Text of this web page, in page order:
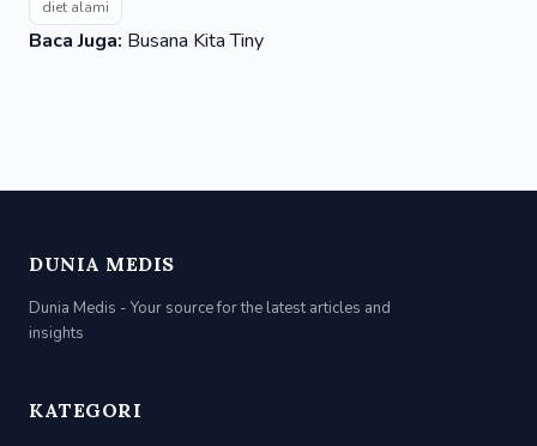
diet alami
Baca Juga: Busana Kita Tiny
DUNIA MEDIS
Dunia Medis - Your source for the latest articles and
insights
KATEGORI